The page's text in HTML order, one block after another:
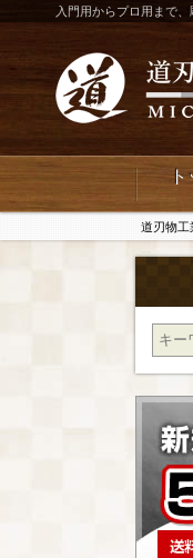
入門用からプロ用まで
道刃物工